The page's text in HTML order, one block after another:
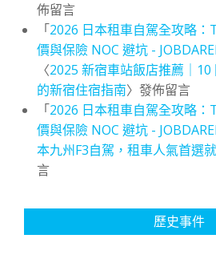
佈留言
「2026 日本租車自駕全攻略
價與保險 NOC 避坑 -
〈2025 新宿車站飯店推薦｜
的新宿住宿指南〉發佈留言
「2026 日本租車自駕全攻略
價與保險 NOC 避坑 -
本九州F3自駕，租車人氣首選
言
歷史事件